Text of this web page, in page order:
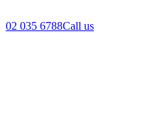
02 035 6788Call us